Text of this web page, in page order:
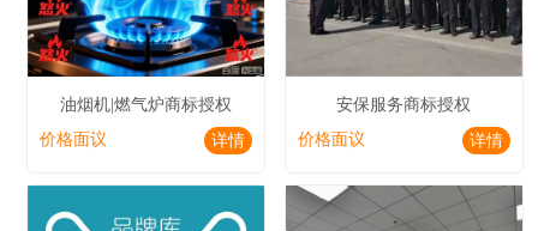
油烟机|燃气炉商标授权
价格面议
详情
安保服务商标授权
价格面议
详情